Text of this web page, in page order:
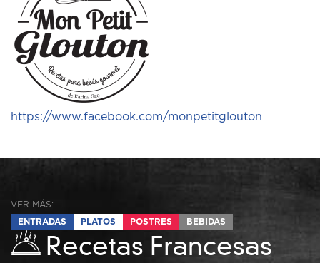
https://www.facebook.com/monpetitglouton
VER MÁS:
ENTRADAS
PLATOS POSTRES BEBIDAS
Recetas Francesas